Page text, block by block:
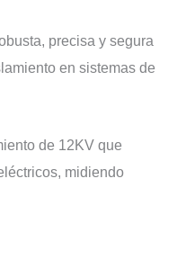
precisa y segura
en sistemas de
de 12KV que
midiendo